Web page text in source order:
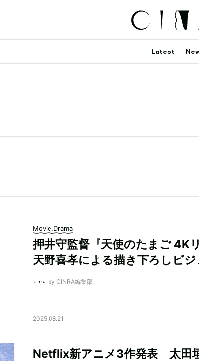
Latest
Movie,Drama
押井守監督『天使のたまご 4K
天野喜孝による描き下ろしビ
by CINRA編集部
2025.08.21
Netflix新アニメ3作発表 太田